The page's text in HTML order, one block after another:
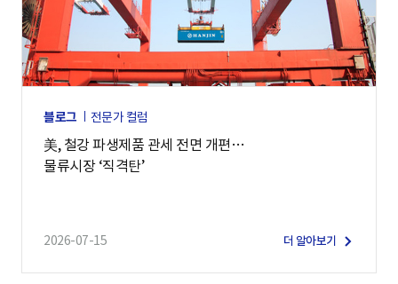
블로그 전문가 컬럼
美, 철강 파생제품 관세 전면 개편…
물류시장 ‘직격탄’
2026-07-15 더 알아보기